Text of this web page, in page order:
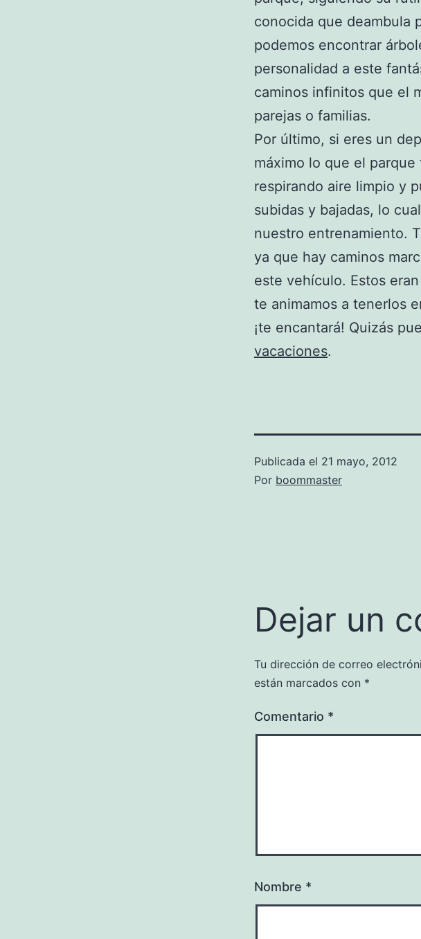
conocida que deambula
podemos encontrar
personalidad a este
caminos infinitos que el
parejas o familias.
Por último, si eres un
máximo lo que el
respirando aire limpio y
subidas y bajadas, lo
nuestro entrenamiento.
ya que hay caminos
este vehículo. Estos
te animamos a tenerlos
¡te encantará! Quizás
vacaciones.
Publicada el 21 mayo, 2012
Por boommaster
Dejar un
Tu dirección de correo
están marcados con *
Comentario *
Nombre *